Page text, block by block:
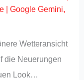
|Google Gemini,
Wetteransicht
die Neuerungen
Look…